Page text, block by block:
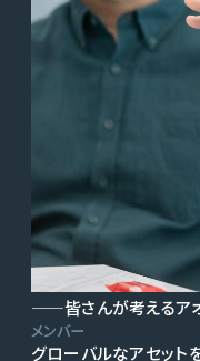
——皆さんが考えるアオ
メンバー
グローバルなアセット